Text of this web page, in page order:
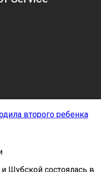
второго ребенка
Шубской состоялась в